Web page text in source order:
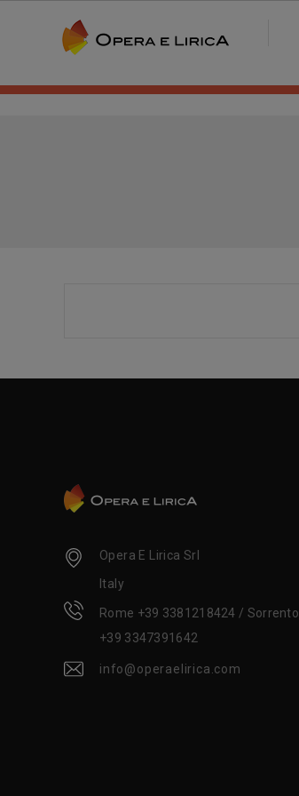
Opera E Lirica Srl
Italy
Rome +39 3381218424 / Sorrento
+39 3347391642
info@operaelirica.com